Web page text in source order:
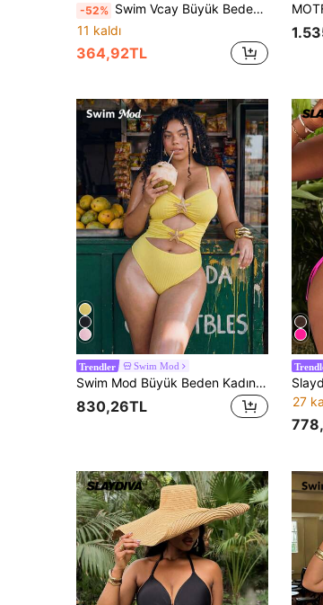
-52% Swim Vcay Büyük Beden Kadınlar İçin Tek Parça Rastgele Hayvan Desenli Şık ve Modaya Uygun Plaj ve Havuz Mayosu
11 kaldı
364,92TL
Trendler Swim Mod
Swim Mod Büyük Beden Kadın Tatlı Tereyağı Sarısı Yaz Plaj Tatili Tatil Dokulu Kumaş V Yaka Ayarlanabilir Askılı Delikli Yıldız Dekorlu Tek Parça Mayo
830,26TL
27